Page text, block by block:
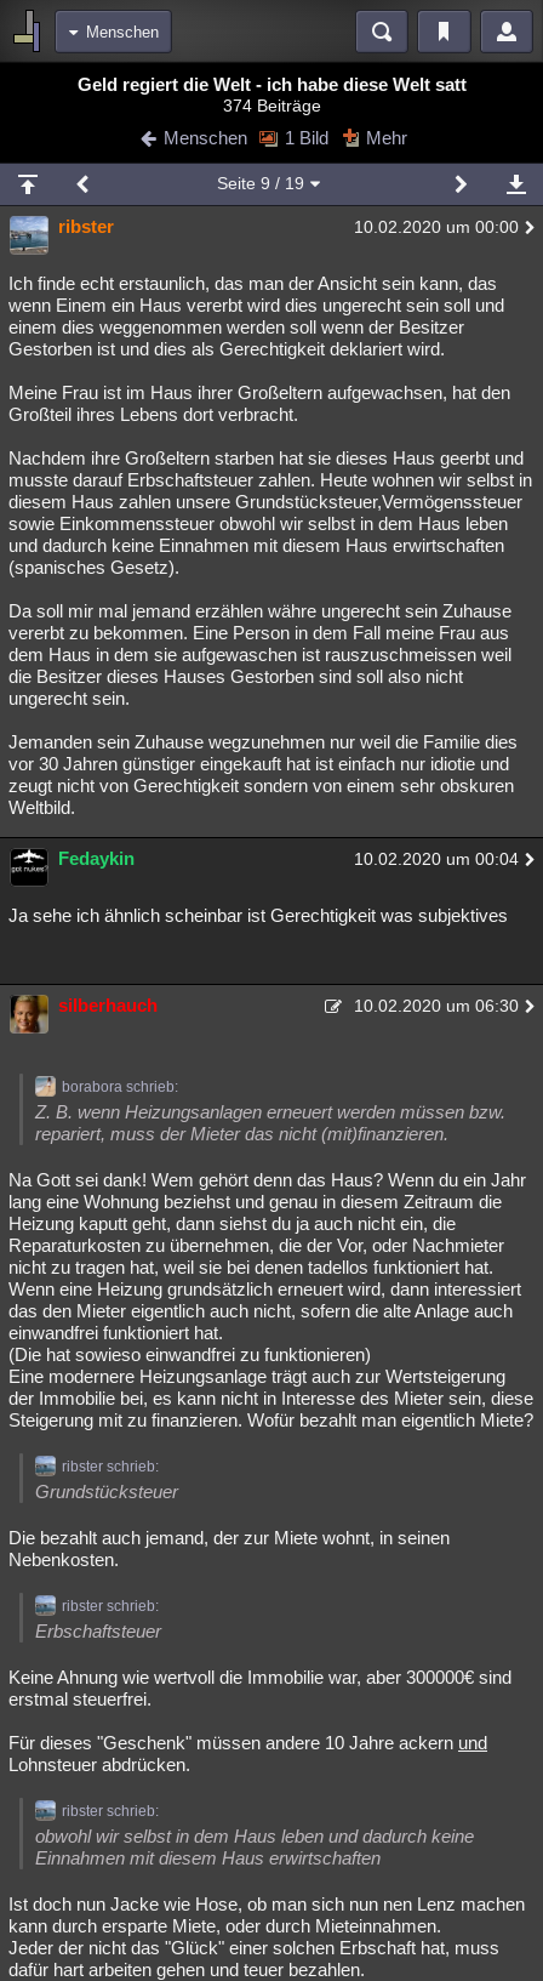
Menschen
Blogs Videos
Chat Wiki Neuigkeiten
meine Rubriken
Menschen Mystery Kriminalfälle
Spiritualität Verschwörungen Technologie Ufologie
Natur Umfragen Unterhaltung
Philosophie Träume Orte Esoterik Literatur
Astronomie Helpdesk Gruppen Gaming
Musik Clash Verbesserungen Allmystery English
Übersichten
Besucht Teilgenommen
Lesenswert Schlüsselwörter
Geld regiert die Welt - ich habe diese Welt satt
374 Beiträge
Menschen 1 Bild Mehr
Seite 9 / 19
ribster 10.02.2020 um 00:00
Ich finde echt erstaunlich, das man der Ansicht sein kann, das
wenn Einem ein Haus vererbt wird dies ungerecht sein soll und
einem dies weggenommen werden soll wenn der Besitzer
Gestorben ist und dies als Gerechtigkeit deklariert wird.
Meine Frau ist im Haus ihrer Großeltern aufgewachsen, hat den
Großteil ihres Lebens dort verbracht.
Nachdem ihre Großeltern starben hat sie dieses Haus geerbt und
musste darauf Erbschaftsteuer zahlen. Heute wohnen wir selbst in
diesem Haus zahlen unsere Grundstücksteuer,Vermögenssteuer
sowie Einkommenssteuer obwohl wir selbst in dem Haus leben
und dadurch keine Einnahmen mit diesem Haus erwirtschaften
(spanisches Gesetz).
Da soll mir mal jemand erzählen währe ungerecht sein Zuhause
vererbt zu bekommen. Eine Person in dem Fall meine Frau aus
dem Haus in dem sie aufgewaschen ist rauszuschmeissen weil
die Besitzer dieses Hauses Gestorben sind soll also nicht
ungerecht sein.
Jemanden sein Zuhause wegzunehmen nur weil die Familie dies
vor 30 Jahren günstiger eingekauft hat ist einfach nur idiotie und
zeugt nicht von Gerechtigkeit sondern von einem sehr obskuren
Weltbild.
Fedaykin 10.02.2020 um 00:04
Ja sehe ich ähnlich scheinbar ist Gerechtigkeit was subjektives
silberhauch 10.02.2020 um 06:30
borabora schrieb:
Z. B. wenn Heizungsanlagen erneuert werden müssen bzw.
repariert, muss der Mieter das nicht (mit)finanzieren.
Na Gott sei dank! Wem gehört denn das Haus? Wenn du ein Jahr
lang eine Wohnung beziehst und genau in diesem Zeitraum die
Heizung kaputt geht, dann siehst du ja auch nicht ein, die
Reparaturkosten zu übernehmen, die der Vor, oder Nachmieter
nicht zu tragen hat, weil sie bei denen tadellos funktioniert hat.
Wenn eine Heizung grundsätzlich erneuert wird, dann interessiert
das den Mieter eigentlich auch nicht, sofern die alte Anlage auch
einwandfrei funktioniert hat.
(Die hat sowieso einwandfrei zu funktionieren)
Eine modernere Heizungsanlage trägt auch zur Wertsteigerung
der Immobilie bei, es kann nicht in Interesse des Mieter sein, diese
Steigerung mit zu finanzieren. Wofür bezahlt man eigentlich Miete?
ribster schrieb:
Grundstücksteuer
Die bezahlt auch jemand, der zur Miete wohnt, in seinen
Nebenkosten.
ribster schrieb:
Erbschaftsteuer
Keine Ahnung wie wertvoll die Immobilie war, aber 300000€ sind
erstmal steuerfrei.
Für dieses "Geschenk" müssen andere 10 Jahre ackern und
Lohnsteuer abdrücken.
ribster schrieb:
obwohl wir selbst in dem Haus leben und dadurch keine
Einnahmen mit diesem Haus erwirtschaften
Ist doch nun Jacke wie Hose, ob man sich nun nen Lenz machen
kann durch ersparte Miete, oder durch Mieteinnahmen.
Jeder der nicht das "Glück" einer solchen Erbschaft hat, muss
dafür hart arbeiten gehen und teuer bezahlen.